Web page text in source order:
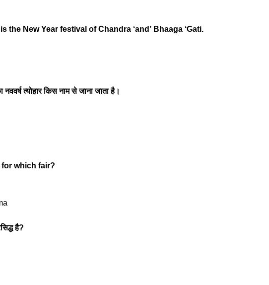
the New Year festival of Chandra ‘and’ Bhaaga ‘Gati.
नववर्ष त्योहार किस नाम से जाना जाता है।
which fair?
है?